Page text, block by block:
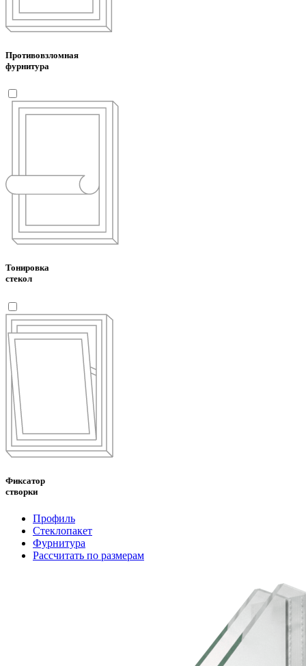
Противовзломная
фурнитура
Тонировка
стекол
Фиксатор
створки
Профиль
Стеклопакет
Фурнитура
Рассчитать по размерам